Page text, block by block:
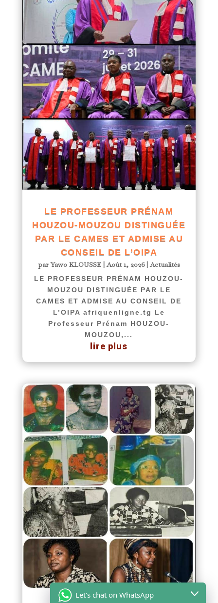
LE PROFESSEUR PRÉNAM
HOUZOU-MOUZOU DISTINGUÉE
PAR LE CAMES ET ADMISE AU
CONSEIL DE L’OIPA
parYawo KLOUSSE|Août 1, 2026|Actualités
LE PROFESSEUR PRÉNAM HOUZOU-
MOUZOU DISTINGUÉE PAR LE
CAMES ET ADMISE AU CONSEIL DE
L’OIPA afriquenligne.tg Le
Professeur Prénam HOUZOU-
MOUZOU,...
lire plus
Let's chat on WhatsApp